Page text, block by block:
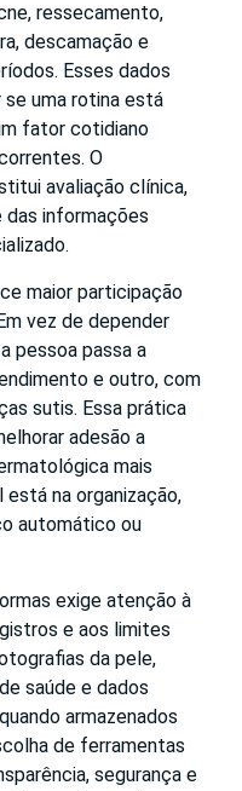
ressecamento,
descamação e
Esses dados
uma rotina está
fator cotidiano
O
avaliação clínica,
das informações
maior participação
vez de depender
pessoa passa a
e outro, com
sutis. Essa prática
adesão a
mais
na organização,
automático ou
exige atenção à
e aos limites
da pele,
saúde e dados
armazenados
de ferramentas
segurança e